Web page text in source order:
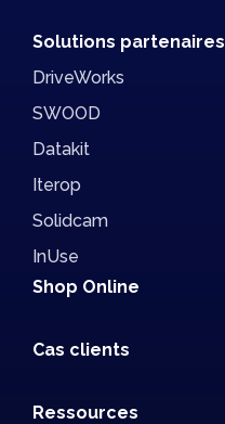
Solutions partenaires
DriveWorks
SWOOD
Datakit
Iterop
Solidcam
InUse
Shop Online
Cas clients
Ressources